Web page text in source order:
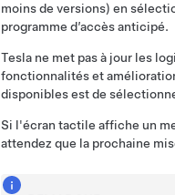
moins de versions) en
programme d’accès anticipé.
Tesla ne met pas à jour les
fonctionnalités et
disponibles est de
Si l'écran tactile affiche un
attendez que la prochaine